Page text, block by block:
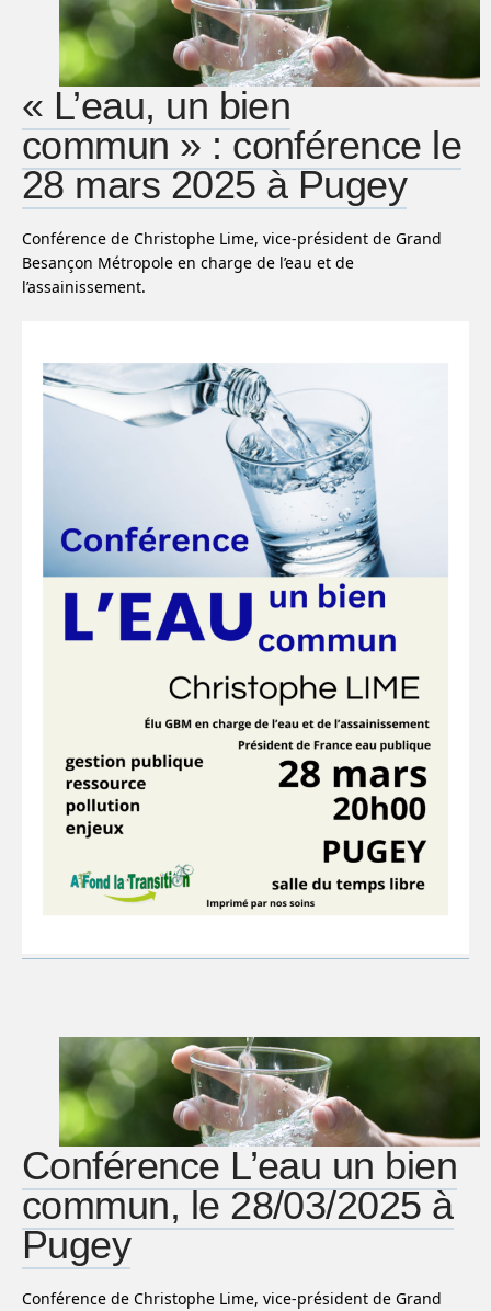
« L’eau, un bien
commun » : conférence le
28 mars 2025 à Pugey
Conférence de Christophe Lime, vice-président de Grand
Besançon Métropole en charge de l’eau et de
l’assainissement.
Conférence L’eau un bien
commun, le 28/03/2025 à
Pugey
Conférence de Christophe Lime, vice-président de Grand